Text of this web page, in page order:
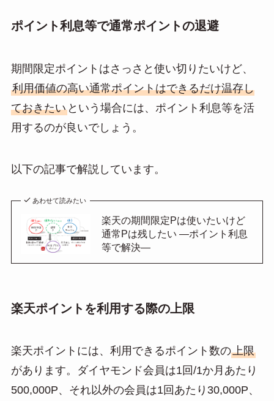
ポイント利息等で通常ポイントの退避
期間限定ポイントはさっさと使い切りたいけど、
利用価値の高い通常ポイントはできるだけ温存し
ておきたいという場合には、ポイント利息等を活
用するのが良いでしょう。
以下の記事で解説しています。
あわせて読みたい
楽天の期間限定Pは使いたいけど
通常Pは残したい ―ポイント利息
等で解決―
楽天ポイントを利用する際の上限
楽天ポイントには、利用できるポイント数の上限
があります。ダイヤモンド会員は1回/1か月あたり
500,000P、それ以外の会員は1回あたり30,000P、